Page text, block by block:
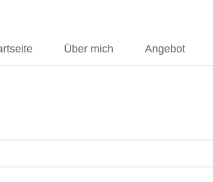
Über mich Angebot